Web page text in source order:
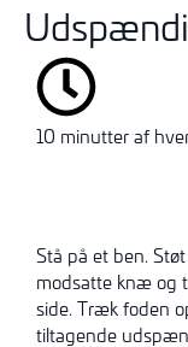
10 minutter af
Stå på et ben.
modsatte knæ og
side. Træk foden
tiltagende